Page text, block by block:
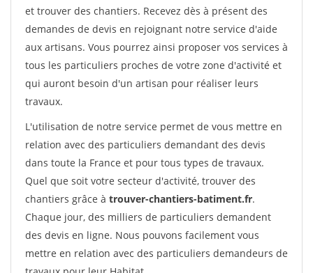
et trouver des chantiers. Recevez dès à présent des
demandes de devis en rejoignant notre service d'aide
aux artisans. Vous pourrez ainsi proposer vos services à
tous les particuliers proches de votre zone d'activité et
qui auront besoin d'un artisan pour réaliser leurs
travaux.
L'utilisation de notre service permet de vous mettre en
relation avec des particuliers demandant des devis
dans toute la France et pour tous types de travaux.
Quel que soit votre secteur d'activité, trouver des
chantiers grâce à trouver-chantiers-batiment.fr.
Chaque jour, des milliers de particuliers demandent
des devis en ligne. Nous pouvons facilement vous
mettre en relation avec des particuliers demandeurs de